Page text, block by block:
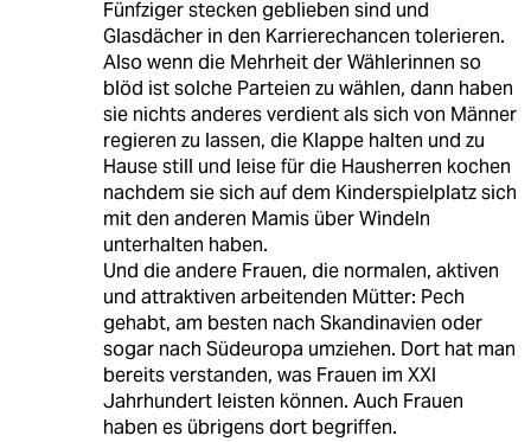
Fünfziger stecken geblieben sind und
Glasdächer in den Karrierechancen tolerieren.
Also wenn die Mehrheit der Wählerinnen so
blöd ist solche Parteien zu wählen, dann haben
sie nichts anderes verdient als sich von Männer
regieren zu lassen, die Klappe halten und zu
Hause still und leise für die Hausherren kochen
nachdem sie sich auf dem Kinderspielplatz sich
mit den anderen Mamis über Windeln
unterhalten haben.
Und die andere Frauen, die normalen, aktiven
und attraktiven arbeitenden Mütter: Pech
gehabt, am besten nach Skandinavien oder
sogar nach Südeuropa umziehen. Dort hat man
bereits verstanden, was Frauen im XXI
Jahrhundert leisten können. Auch Frauen
haben es übrigens dort begriffen.